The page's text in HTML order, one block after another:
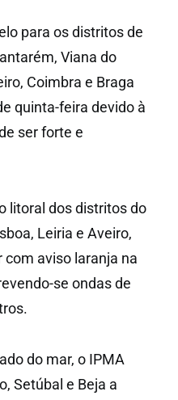
para os distritos de
Viana do
Coimbra e Braga
quinta-feira devido à
ser forte e
litoral dos distritos do
Leiria e Aveiro,
com aviso laranja na
se ondas de
do mar, o IPMA
Setúbal e Beja a